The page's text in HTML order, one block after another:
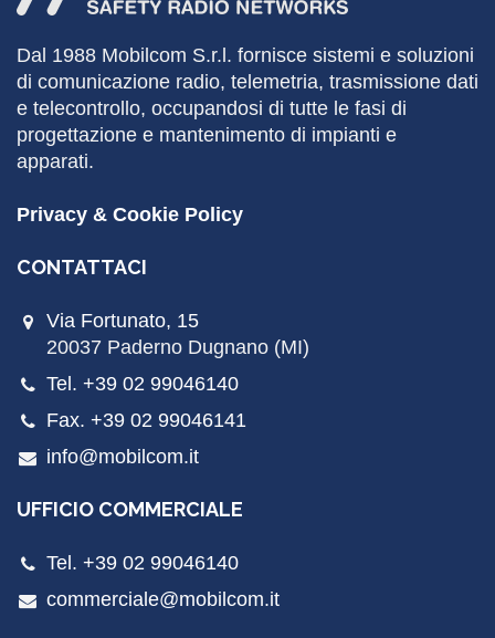
Dal 1988 Mobilcom S.r.l. fornisce sistemi e soluzioni
di comunicazione radio, telemetria, trasmissione dati
e telecontrollo, occupandosi di tutte le fasi di
progettazione e mantenimento di impianti e
apparati.
Privacy & Cookie Policy
CONTATTACI
Via Fortunato, 15
20037 Paderno Dugnano (MI)
Tel. +39 02 99046140
Fax. +39 02 99046141
info@mobilcom.it
UFFICIO COMMERCIALE
Tel. +39 02 99046140
commerciale@mobilcom.it